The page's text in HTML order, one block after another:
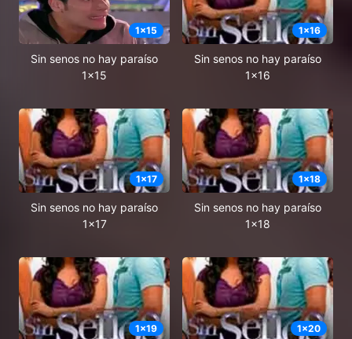
1x15
Sin senos no hay paraíso
1x15
1x16
Sin senos no hay paraíso
1x16
1x17
Sin senos no hay paraíso
1x17
1x18
Sin senos no hay paraíso
1x18
1x19 1x20